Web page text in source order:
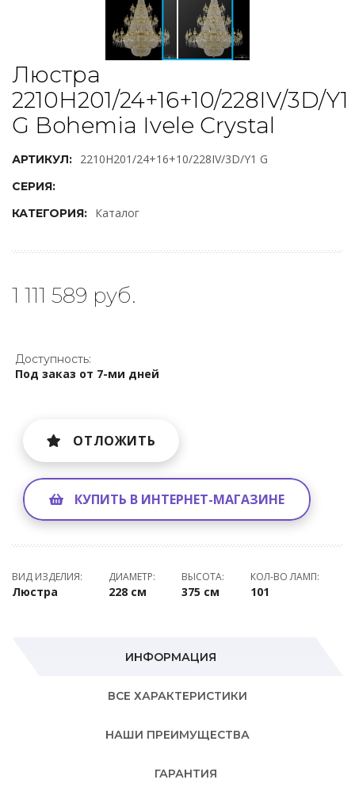
Люстра
2210H201/24+16+10/228IV/3D/Y1
G Bohemia Ivele Crystal
АРТИКУЛ: 2210H201/24+16+10/228IV/3D/Y1 G
СЕРИЯ:
КАТЕГОРИЯ:
Каталог
1 111 589 руб.
Доступность:
Под заказ от 7-ми дней
ОТЛОЖИТЬ
КУПИТЬ В ИНТЕРНЕТ-МАГАЗИНЕ
ВИД ИЗДЕЛИЯ:
Люстра
ДИАМЕТР:
228 см
ВЫСОТА:
375 см
КОЛ-ВО ЛАМП:
101
ИНФОРМАЦИЯ
ВСЕ ХАРАКТЕРИСТИКИ
НАШИ ПРЕИМУЩЕСТВА
ГАРАНТИЯ